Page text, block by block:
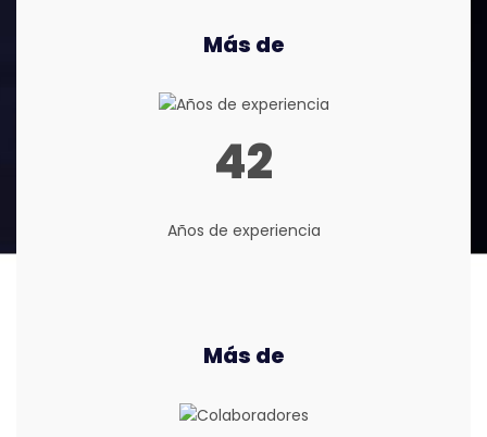
Más de
42
Años de experiencia
Más de